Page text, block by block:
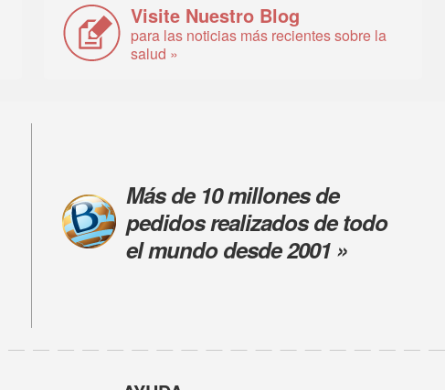
Visite Nuestro Blog
para las noticias más recientes sobre la
salud »
Más de 10 millones de
pedidos realizados de todo
el mundo desde 2001 »